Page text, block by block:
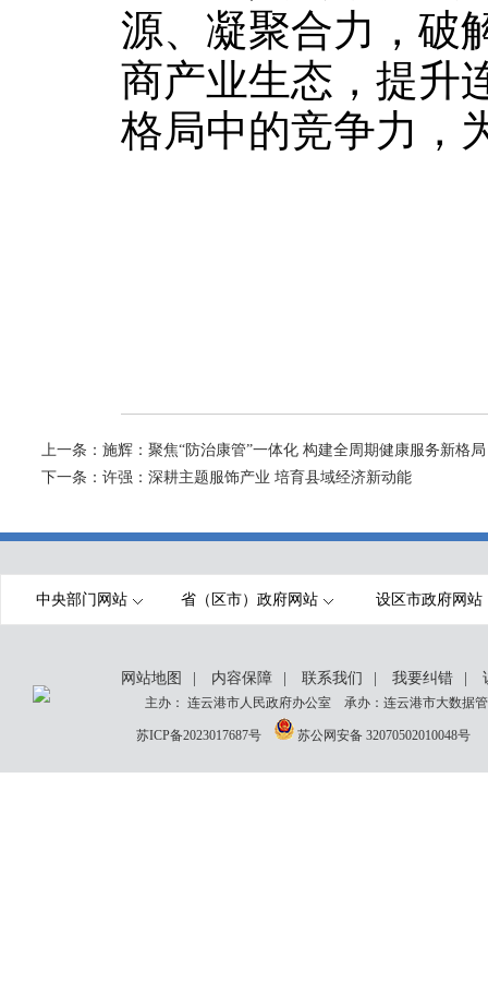
源、凝聚合力，破
商产业生态，提升
格局中的竞争力，
上一条： 施辉：聚焦“防治康管”一体化 构建全周期健康服务新格局
下一条： 许强：深耕主题服饰产业 培育县域经济新动能
中央部门网站 省（区市）政府网站 设区市政府网站
网站地图 内容保障 联系我们 我要纠错
主办： 连云港市人民政府办公室 承办：连云港市大数据
苏ICP备2023017687号 苏公网安备 32070502010048号